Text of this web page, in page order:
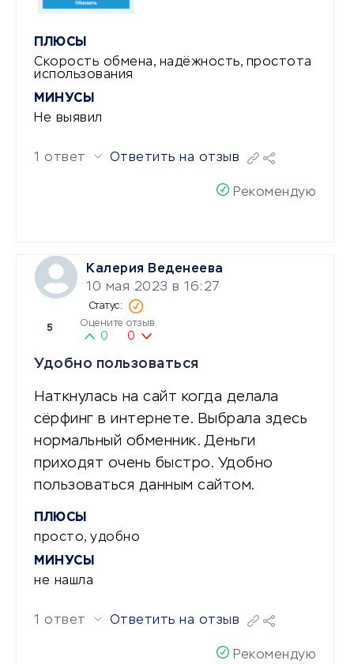
ПЛЮСЫ
Скорость обмена, надёжность, простота
использования
МИНУСЫ
Не выявил
1 ответ Ответить на отзыв
Рекомендую
Калерия Веденеева
10 мая 2023 в 16:27
5 Оцените отзыв
0 0
Удобно пользоваться
Наткнулась на сайт когда делала
сёрфинг в интернете. Выбрала здесь
нормальный обменник. Деньги
приходят очень быстро. Удобно
пользоваться данным сайтом.
ПЛЮСЫ
просто, удобно
МИНУСЫ
не нашла
1 ответ Ответить на отзыв
Рекомендую